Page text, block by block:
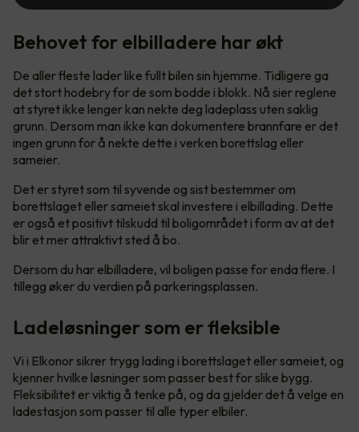
Behovet for elbilladere har økt
De aller fleste lader like fullt bilen sin hjemme. Tidligere ga
det stort hodebry for de som bodde i blokk. Nå sier reglene
at styret ikke lenger kan nekte deg ladeplass uten saklig
grunn. Dersom man ikke kan dokumentere brannfare er det
ingen grunn for å nekte dette i verken borettslag eller
sameier.
Det er styret som til syvende og sist bestemmer om
borettslaget eller sameiet skal investere i elbillading. Dette
er også et positivt tilskudd til boligområdet i form av at det
blir et mer attraktivt sted å bo.
Dersom du har elbilladere, vil boligen passe for enda flere. I
tillegg øker du verdien på parkeringsplassen.
Ladeløsninger som er fleksible
Vi i Elkonor sikrer trygg lading i borettslaget eller sameiet, og
kjenner hvilke løsninger som passer best for slike bygg.
Fleksibilitet er viktig å tenke på, og da gjelder det å velge en
ladestasjon som passer til alle typer elbiler.